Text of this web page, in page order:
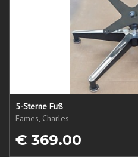
5-Sterne Fuß
Eames, Charles
€ 369.00